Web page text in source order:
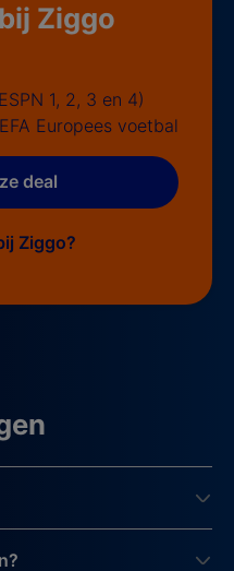
Ziggo
1, 2, 3 en 4)
Europees voetbal
deal
Ziggo?